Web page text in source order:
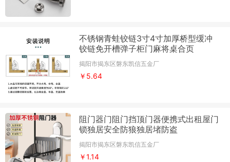
不锈钢青蛙铰链3寸4寸加厚桥型缓冲
铰链免开槽弹子柜门麻将桌合页
揭阳市揭东区磐东凯信五金厂
￥5.64
阻门器门阻门挡顶门器便携式出租屋门
锁独居安全防狼独居堵防盗
揭阳市揭东区磐东凯信五金厂
￥1.14